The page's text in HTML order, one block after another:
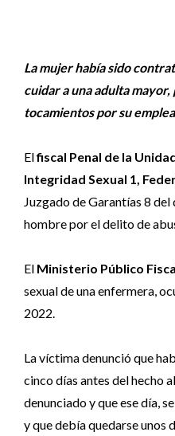
La mujer había sido
cuidar a una adulta
tocamientos por su
Elfiscal Penal de la
Integridad Sexual 1,
Juzgado de Garantías 8
hombre por el delito de
El Ministerio Público
sexual de una enfermera,
2022.
La víctima denunció que
cinco días antes del hecho
denunciado y que ese día,
y que debía quedarse unos